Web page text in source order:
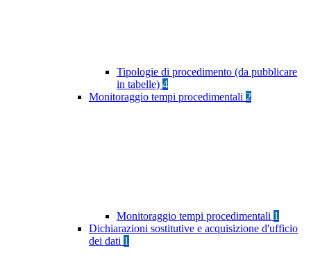
Tipologie di procedimento (da pubblicare
in tabelle) 4
Monitoraggio tempi procedimentali 2
Monitoraggio tempi procedimentali 1
Dichiarazioni sostitutive e acquisizione d'ufficio
dei dati 1